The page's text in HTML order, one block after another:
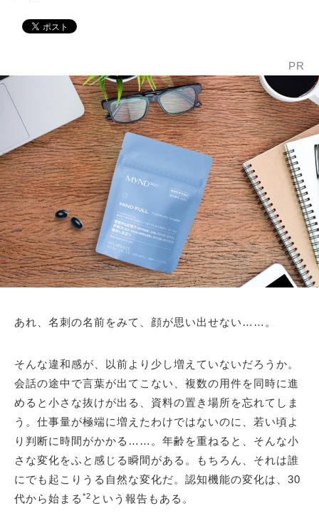
PR
あれ、名刺の名前をみて、顔が思い出せない……。
そんな違和感が、以前より少し増えていないだろうか。
会話の途中で言葉が出てこない、複数の用件を同時に進
めると小さな抜けが出る、資料の置き場所を忘れてしま
う。仕事量が極端に増えたわけではないのに、若い頃よ
り判断に時間がかかる……。年齢を重ねると、そんな小
さな変化をふと感じる瞬間がある。もちろん、それは誰
にでも起こりうる自然な変化だ。認知機能の変化は、30
代から始まる *2 という報告もある。